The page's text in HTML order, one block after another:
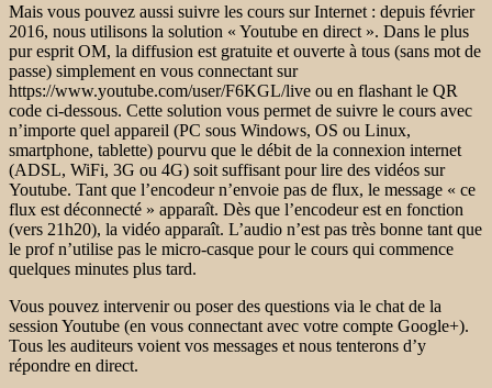
Mais vous pouvez aussi suivre les cours sur Internet : depuis février
2016, nous utilisons la solution « Youtube en direct ». Dans le plus
pur esprit OM, la diffusion est gratuite et ouverte à tous (sans mot de
passe) simplement en vous connectant sur
https://www.youtube.com/user/F6KGL/live ou en flashant le QR
code ci-dessous. Cette solution vous permet de suivre le cours avec
n’importe quel appareil (PC sous Windows, OS ou Linux,
smartphone, tablette) pourvu que le débit de la connexion internet
(ADSL, WiFi, 3G ou 4G) soit suffisant pour lire des vidéos sur
Youtube. Tant que l’encodeur n’envoie pas de flux, le message « ce
flux est déconnecté » apparaît. Dès que l’encodeur est en fonction
(vers 21h20), la vidéo apparaît. L’audio n’est pas très bonne tant que
le prof n’utilise pas le micro-casque pour le cours qui commence
quelques minutes plus tard.
Vous pouvez intervenir ou poser des questions via le chat de la
session Youtube (en vous connectant avec votre compte Google+).
Tous les auditeurs voient vos messages et nous tenterons d’y
répondre en direct.